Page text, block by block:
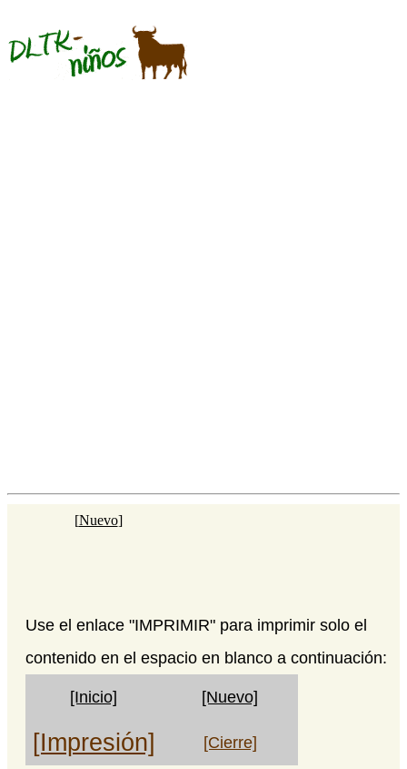
[Nuevo]
Use el enlace "IMPRIMIR" para imprimir solo el
contenido en el espacio en blanco a continuación:
[Inicio] [Nuevo]
[Impresión] [Cierre]